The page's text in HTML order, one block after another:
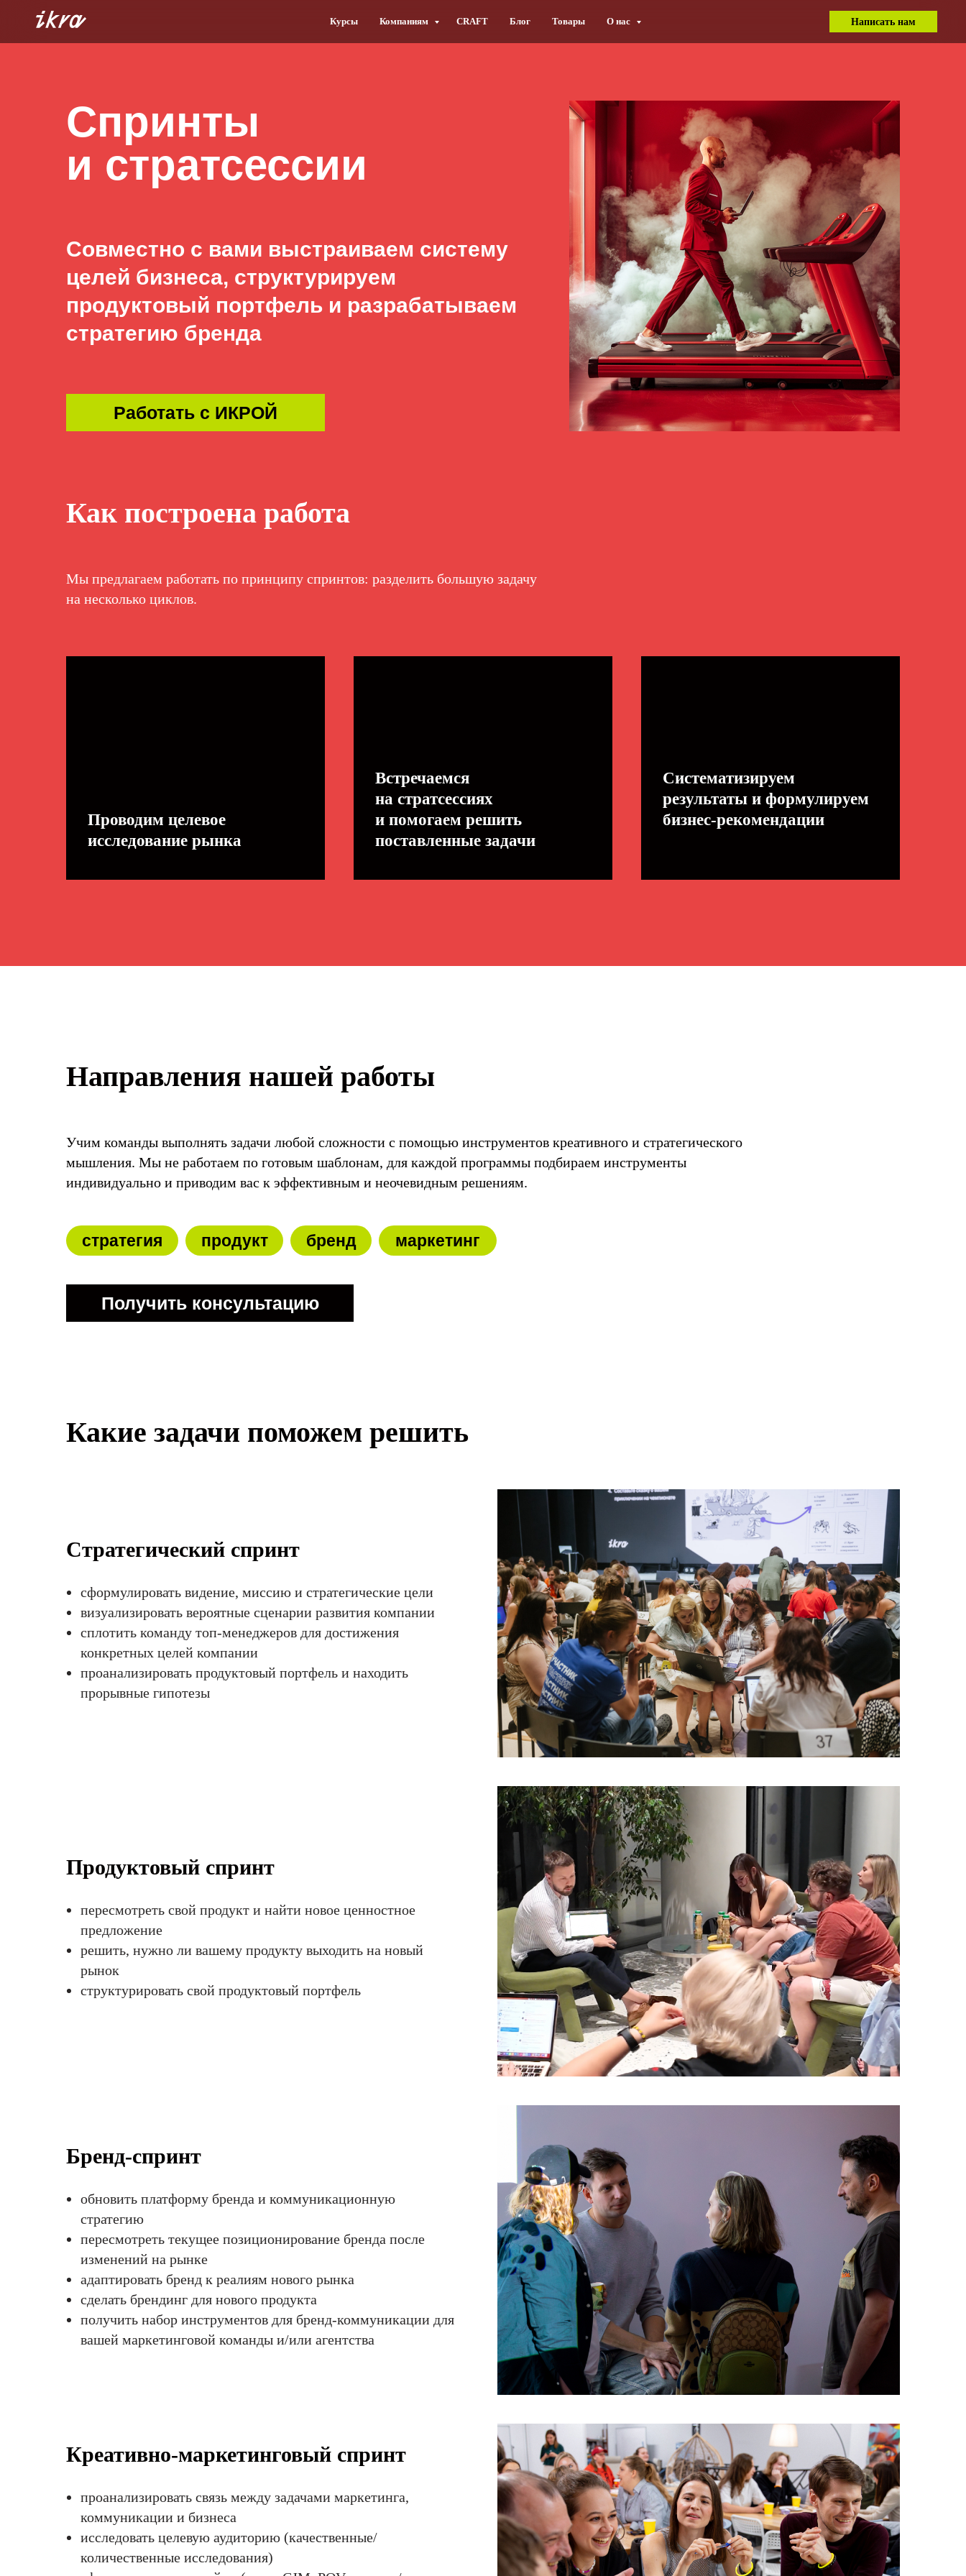
Курсы Компаниям CRAFT Блог Товары О нас Написать нам
Спринты
и стратсессии
Совместно с вами выстраиваем систему
целей бизнеса, структурируем
продуктовый портфель и разрабатываем
стратегию бренда
Работать с ИКРОЙ
Как построена работа
Мы предлагаем работать по принципу спринтов: разделить большую задачу
на несколько циклов.
Проводим целевое
исследование рынка
Встречаемся
на стратсессиях
и помогаем решить
поставленные задачи
Систематизируем
результаты и формулируем
бизнес-рекомендации
Направления нашей работы
Учим команды выполнять задачи любой сложности с помощью инструментов креативного и стратегического
мышления. Мы не работаем по готовым шаблонам, для каждой программы подбираем инструменты
индивидуально и приводим вас к эффективным и неочевидным решениям.
стратегия продукт бренд маркетинг
Получить консультацию
Какие задачи поможем решить
Стратегический спринт
сформулировать видение, миссию и стратегические цели
визуализировать вероятные сценарии развития компании
сплотить команду топ-менеджеров для достижения
конкретных целей компании
проанализировать продуктовый портфель и находить
прорывные гипотезы
Продуктовый спринт
пересмотреть свой продукт и найти новое ценностное
предложение
решить, нужно ли вашему продукту выходить на новый
рынок
структурировать свой продуктовый портфель
Бренд-спринт
обновить платформу бренда и коммуникационную
стратегию
пересмотреть текущее позиционирование бренда после
изменений на рынке
адаптировать бренд к реалиям нового рынка
сделать брендинг для нового продукта
получить набор инструментов для бренд-коммуникации для
вашей маркетинговой команды и/или агентства
Креативно-маркетинговый спринт
проанализировать связь между задачами маркетинга,
коммуникации и бизнеса
исследовать целевую аудиторию (качественные/
количественные исследования)